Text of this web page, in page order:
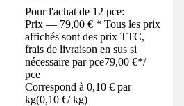
Pour l'achat de 12 pce:
Prix — 79,00 € * Tous les prix
affichés sont des prix TTC,
frais de livraison en sus si
nécessaire par pce79,00 €*/
pce
Correspond à 0,10 € par
kg(0,10 €/ kg)